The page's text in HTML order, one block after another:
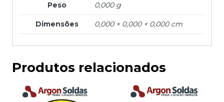
Peso 0,000 g
Dimensões 0,000 × 0,000 × 0,000 cm
Produtos relacionados